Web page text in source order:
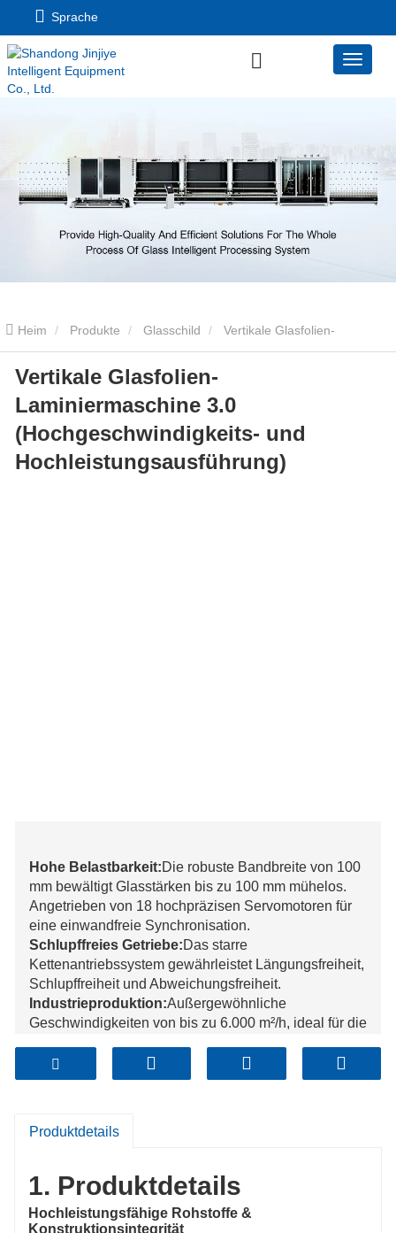
Sprache
Heim Produkte Glasschild
Laminiermaschine 3.0 (Hochgeschwindigkeits- und
Hochleistungsausführung)
Vertikale Glasfolien-
Laminiermaschine 3.0
(Hochgeschwindigkeits- und
Hochleistungsausführung)
Hohe Belastbarkeit:Die robuste Bandbreite von 100
mm bewältigt Glasstärken bis zu 100 mm mühelos.
Angetrieben von 18 hochpräzisen Servomotoren für
eine einwandfreie Synchronisation.
Schlupffreies Getriebe:Das starre
Kettenantriebssystem gewährleistet Längungsfreiheit,
Schlupffreiheit und Abweichungsfreiheit.
Industrieproduktion:Außergewöhnliche
Geschwindigkeiten von bis zu 6.000 m²/h, ideal für die
Perfektes Finish:
Das fortschrittliche Design gegen
Durchhängen garantiert eine blasen- und faltenfreie
und fotoelektrische Sensoren für eine
Produktdetails
1. Produktdetails
Hochleistungsfähige Rohstoffe &
Konstruktionsintegrität